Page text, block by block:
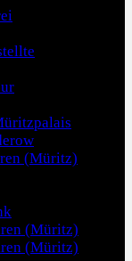
(Müritz)
(Müritz)
(Müritz)